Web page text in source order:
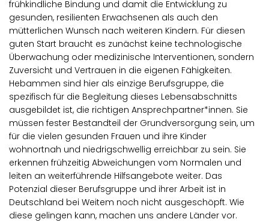
frühkindliche Bindung und damit die Entwicklung zu
gesunden, resilienten Erwachsenen als auch den
mütterlichen Wunsch nach weiteren Kindern. Für diesen
guten Start braucht es zunächst keine technologische
Überwachung oder medizinische Interventionen, sondern
Zuversicht und Vertrauen in die eigenen Fähigkeiten.
Hebammen sind hier als einzige Berufsgruppe, die
spezifisch für die Begleitung dieses Lebensabschnitts
ausgebildet ist, die richtigen Ansprechpartner*innen. Sie
müssen fester Bestandteil der Grundversorgung sein, um
für die vielen gesunden Frauen und ihre Kinder
wohnortnah und niedrigschwellig erreichbar zu sein. Sie
erkennen frühzeitig Abweichungen vom Normalen und
leiten an weiterführende Hilfsangebote weiter. Das
Potenzial dieser Berufsgruppe und ihrer Arbeit ist in
Deutschland bei Weitem noch nicht ausgeschöpft. Wie
diese gelingen kann, machen uns andere Länder vor.